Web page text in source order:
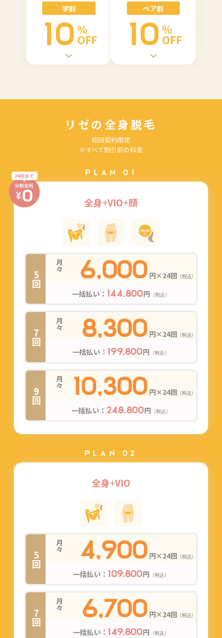
学割
10 %
OFF
ペア割
10 %
OFF
リゼの全身脱毛
初回契約限定
※すべて割引前の料金
PLAN 01
全身+VIO+顔
5回
月々 6,000 円×24回 （税込）
一括払い： 144,800円 （税込）
7回
月々 8,300 円×24回 （税込）
一括払い： 199,800円 （税込）
9回
月々 10,300 円×24回 （税込）
一括払い： 248,800円 （税込）
PLAN 02
全身+VIO
5回
月々 4,900 円×24回 （税込）
一括払い： 109,800円 （税込）
7回
月々 6,700 円×24回 （税込）
一括払い： 149,800円 （税込）